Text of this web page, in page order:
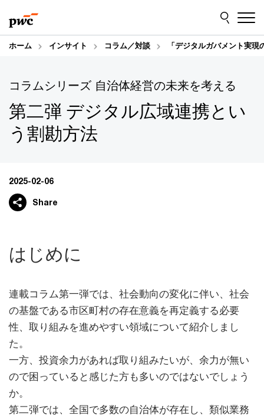
to
content
to
footer
ホーム インサイト コラム／対談 「デジタルガバメント実
コラムシリーズ 自治体経営の未来を考える
第二弾 デジタル広域連携とい
う割勘方法
2025-02-06
Share
はじめに
連載コラム第一弾では、社会動向の変化に伴い、社会
の基盤である市区町村の存在意義を再定義する必要
性、取り組みを進めやすい領域について紹介しまし
た。
一方、投資余力があれば取り組みたいが、余力が無い
ので困っていると感じた方も多いのではないでしょう
か。
第二弾では、全国で多数の自治体が存在し、類似業務